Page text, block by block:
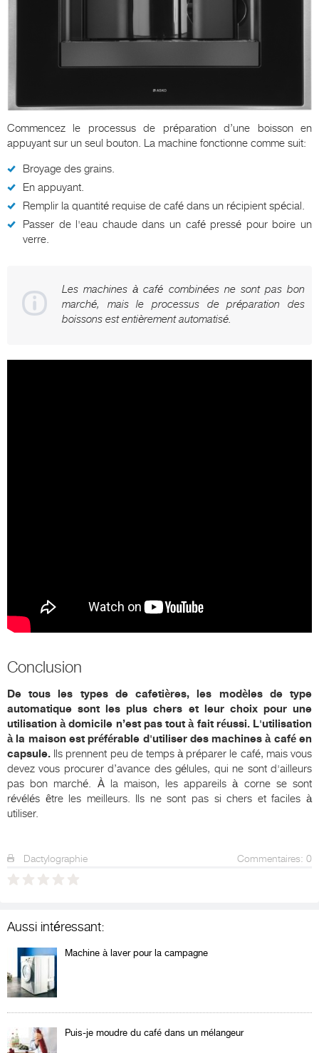
Commencez le processus de préparation d’une boisson en
appuyant sur un seul bouton. La machine fonctionne comme suit:
Broyage des grains.
En appuyant.
Remplir la quantité requise de café dans un récipient spécial.
Passer de l'eau chaude dans un café pressé pour boire un
verre.
Les machines à café combinées ne sont pas bon
marché, mais le processus de préparation des
boissons est entièrement automatisé.
Conclusion
De tous les types de cafetières, les modèles de type
automatique sont les plus chers et leur choix pour une
utilisation à domicile n’est pas tout à fait réussi. L'utilisation
à la maison est préférable d'utiliser des machines à café en
capsule. Ils prennent peu de temps à préparer le café, mais vous
devez vous procurer d’avance des gélules, qui ne sont d'ailleurs
pas bon marché. À la maison, les appareils à corne se sont
révélés être les meilleurs. Ils ne sont pas si chers et faciles à
utiliser.
Dactylographie Commentaires: 0
Aussi intéressant:
Machine à laver pour la campagne
Puis-je moudre du café dans un mélangeur